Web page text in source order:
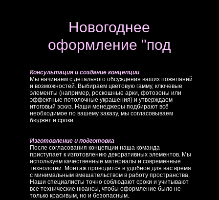
Новогоднее
оформление "под
Консультация и создание концепции
Мы начинаем с детального обсуждения ваших пожеланий
и возможностей. Выбираем цветовую гамму, ключевые
элементы (например, роскошные арки, фотозоны или
эффектные потолочные украшения) и утверждаем
итоговый эскиз. Наши менеджеры подбирают всё
необходимое по вашему заказу, мы согласовываем
бюджет и сроки.
Изготовление и подготовка
После согласования концепции наша команда
приступает к изготовлению декоративных элементов. Мы
используем качественные материалы и современные
технологии. Монтаж проводится в удобное для вас время
с минимальным вмешательством в работу пространства.
Наши специалисты точно соблюдают сроки и учитывают
все технические нюансы, чтобы оформление было не
только красивым, но и безопасным.